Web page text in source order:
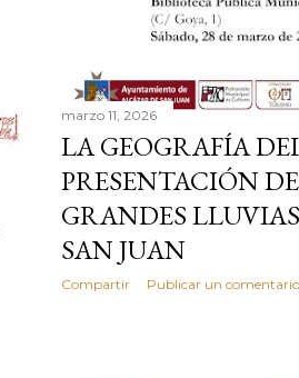
marzo 11, 2026
LA GEOGRAFÍA
PRESENTACIÓN
GRANDES
SAN JUAN
Compartir Publicar un comentario